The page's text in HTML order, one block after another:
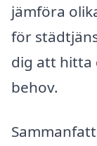
jämföra
för
dig att hitta
behov.